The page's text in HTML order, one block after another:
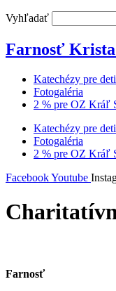
Vyhľadať
Farnosť
Katechézy pre
Fotogaléria
2 % pre OZ Kráľ
Katechézy pre
Fotogaléria
2 % pre OZ Kráľ
FacebookYoutube
Farnosť